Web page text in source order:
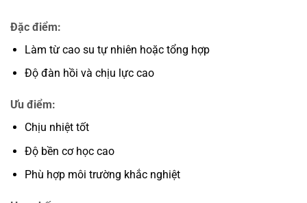
Đặc điểm:
Làm từ cao su tự nhiên hoặc tổng hợp
Độ đàn hồi và chịu lực cao
Ưu điểm:
Chịu nhiệt tốt
Độ bền cơ học cao
Phù hợp môi trường khắc nghiệt